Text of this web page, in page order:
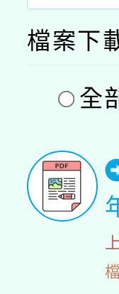
檔案下
全